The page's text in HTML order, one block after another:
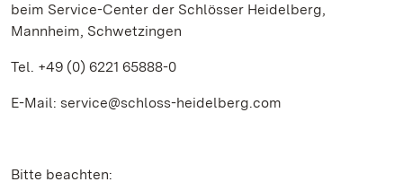
beim Service-Center der Schlösser Heidelberg,
Mannheim, Schwetzingen
Tel. +49 (0) 6221 65888-0
E-Mail: service@schloss-heidelberg.com
Bitte beachten: